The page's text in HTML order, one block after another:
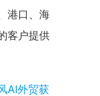
港口、海
客户提供
AI外贸获